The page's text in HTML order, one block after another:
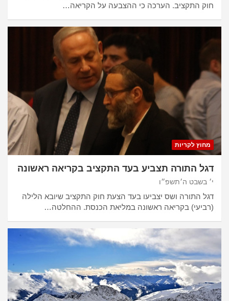
חוק התקציב. הערכה כי ההצבעה על הקריאה…
מחוץ לקריות
דגל התורה תצביע בעד התקציב בקריאה ראשונה
י׳ בשבט ה׳תשפ״ו
דגל התורה ושס יצביעו בעד הצעת חוק התקציב שיובא הלילה
(רביעי) בקריאה ראשונה במליאת הכנסת. ההחלטה…